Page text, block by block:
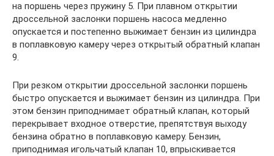
на поршень через пружину 5. При плавном открытии
дроссельной заслонки поршень насоса медленно
опускается и постепенно выжимает бензин из цилиндра
в поплавковую камеру через открытый обратный клапан
9.
При резком открытии дроссельной заслонки поршень
быстро опускается и выжимает бензин из цилиндра. При
этом бензин приподнимает обратный клапан, который
перекрывает входное отверстие, препятствуя выходу
бензина обратно в поплавковую камеру. Бензин,
приподнимая игольчатый клапан 10, впрыскивается